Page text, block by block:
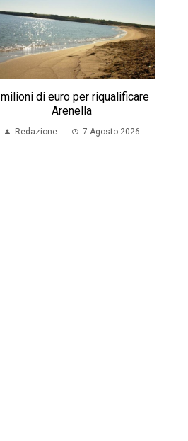
di euro per riqualificare
Arenella
Redazione 7 Agosto 2026